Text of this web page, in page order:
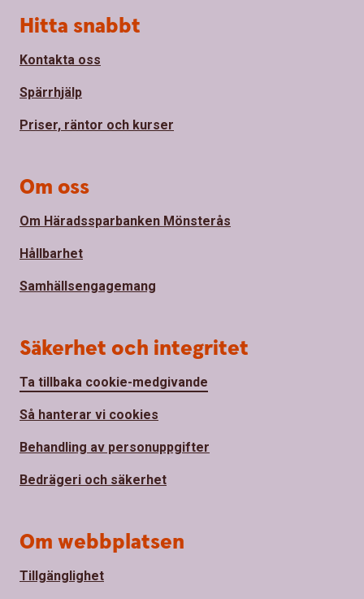
Sidfot
Hitta snabbt
Kontakta oss
Spärrhjälp
Priser, räntor och kurser
Om oss
Om Häradssparbanken Mönsterås
Hållbarhet
Samhällsengagemang
Säkerhet och integritet
Ta tillbaka cookie-medgivande
Så hanterar vi cookies
Behandling av personuppgifter
Bedrägeri och säkerhet
Om webbplatsen
Tillgänglighet